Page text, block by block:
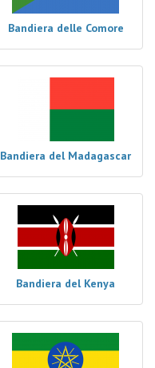
Bandiera delle Comore
Bandiera del Madagascar
Bandiera del Kenya